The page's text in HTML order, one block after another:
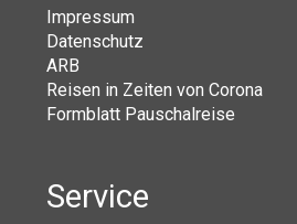
Impressum
Datenschutz
ARB
Reisen in Zeiten von Corona
Formblatt Pauschalreise
Service